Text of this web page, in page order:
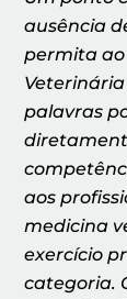
ausência
permita ao
palavras
aos
medicina
exercício
categoria.